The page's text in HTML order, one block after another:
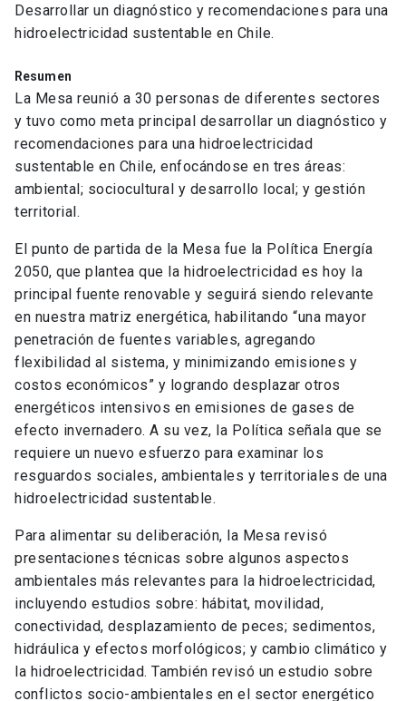
Desarrollar un diagnóstico y recomendaciones para una
hidroelectricidad sustentable en Chile.
Resumen
La Mesa reunió a 30 personas de diferentes sectores
y tuvo como meta principal desarrollar un diagnóstico y
recomendaciones para una hidroelectricidad
sustentable en Chile, enfocándose en tres áreas:
ambiental; sociocultural y desarrollo local; y gestión
territorial.
El punto de partida de la Mesa fue la Política Energía
2050, que plantea que la hidroelectricidad es hoy la
principal fuente renovable y seguirá siendo relevante
en nuestra matriz energética, habilitando “una mayor
penetración de fuentes variables, agregando
flexibilidad al sistema, y minimizando emisiones y
costos económicos” y logrando desplazar otros
energéticos intensivos en emisiones de gases de
efecto invernadero. A su vez, la Política señala que se
requiere un nuevo esfuerzo para examinar los
resguardos sociales, ambientales y territoriales de una
hidroelectricidad sustentable.
Para alimentar su deliberación, la Mesa revisó
presentaciones técnicas sobre algunos aspectos
ambientales más relevantes para la hidroelectricidad,
incluyendo estudios sobre: hábitat, movilidad,
conectividad, desplazamiento de peces; sedimentos,
hidráulica y efectos morfológicos; y cambio climático y
la hidroelectricidad. También revisó un estudio sobre
conflictos socio-ambientales en el sector energético